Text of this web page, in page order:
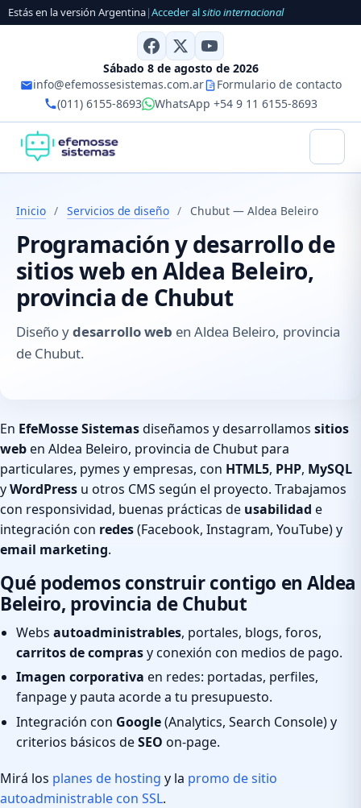
Estás en la versión Argentina|Acceder alsitio internacional
Sábado 8 de agosto de 2026
info@efemossesistemas.com.ar
Formulario de contacto
(011) 6155-8693
WhatsApp +54 9 11 6155-8693
Inicio / Servicios de diseño / Chubut — Aldea Beleiro
Programación y desarrollo de
sitios web en Aldea Beleiro,
provincia de Chubut
Diseño ydesarrollo web en Aldea Beleiro, provincia
de Chubut.
En EfeMosse Sistemasdiseñamos y desarrollamos sitios
weben Aldea Beleiro, provincia de Chubut para
particulares, pymes y empresas, con HTML5, PHP, MySQL
yWordPress u otros CMS según el proyecto. Trabajamos
con responsividad, buenas prácticas de usabilidad e
integración con redes(Facebook, Instagram, YouTube) y
email marketing.
Qué podemos construir contigo en Aldea
Beleiro, provincia de Chubut
Webs autoadministrables, portales, blogs, foros,
carritos de comprasy conexión con medios de pago.
Imagen corporativa en redes: portadas, perfiles,
fanpage y pauta acorde a tu presupuesto.
Integración con Google(Analytics, Search Console) y
criterios básicos deSEO on-page.
Mirá los planes de hosting y la promo de sitio
autoadministrable con SSL.